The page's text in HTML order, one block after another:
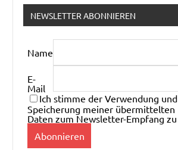
NEWSLETTER ABONNIEREN
Name
E-
Mail
Ich stimme der Verwendung und
Speicherung meiner übermittelten
Daten zum Newsletter-Empfang zu